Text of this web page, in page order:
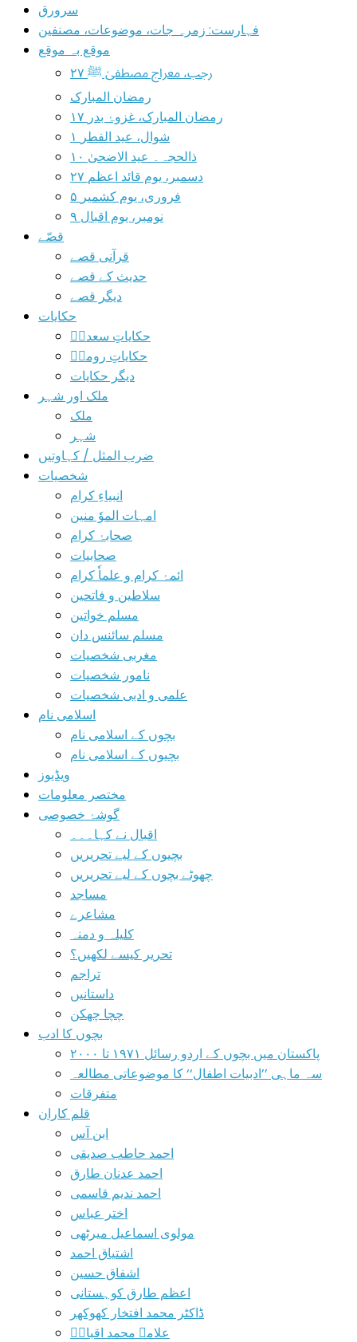
سرورق
فہارست: زمرہ جات، موضوعات، مصنفین
موقع بہ موقع
۲۷ رجب، معراج مصطفیٰ ﷺ
رمضان المبارک
۱۷ رمضان المبارک، غزوۂ بدر
۱ شوال، عید الفطر
۱۰ ذالحجہ۔ عید الاضحیٰ
۲۷ دسمبر، یوم قائد اعظم
۵ فروری، یوم کشمیر
۹ نومبر، یوم اقبال
قصّے
قرآنی قصے
حدیث کے قصے
دیگر قصے
حکایات
حکایاتِ سعدیؒ
حکایاتِ رومیؒ
دیگر حکایات
ملک اور شہر
ملک
شہر
ضرب المثل / کہاوتیں
شخصیات
انبیاءِ کرام
امہات الموٗ منین
صحابۂ کرام
صحابیات
ائمۂ کرام و علماٗ کرام
سلاطین و فاتحین
مسلم خواتین
مسلم سائنس دان
مغربی شخصیات
نامور شخصیات
علمی و ادبی شخصیات
اسلامی نام
بچوں کے اسلامی نام
بچیوں کے اسلامی نام
ویڈیوز
مختصر معلومات
گوشۂ خصوصی
اقبال نے کہا۔۔۔
بچیوں کے لیے تحریریں
چھوٹے بچوں کے لیے تحریریں
مساجد
مشاعرے
کلیلہ و دمنہ
تحریر کیسے لکھیں؟
تراجم
داستانیں
چچا چھکن
بچوں کا ادب
پاکستان میں بچوں کے اردو رسائل ۱۹۷۱ تا ۲۰۰۰
سہ ماہی ’’ادبیات اطفال‘‘ کا موضوعاتی مطالعہ
متفرقات
قلم کاران
ابن آس
احمد حاطب صدیقی
احمد عدنان طارق
احمد ندیم قاسمی
اختر عباس
مولوی اسماعیل میرٹھی
اشتیاق احمد
اشفاق حسین
اعظم طارق کوہستانی
ڈاکٹر محمد افتخار کھوکھر
علامہ محمد اقبالؒ